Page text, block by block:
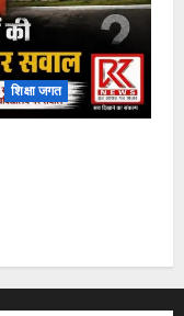
शिक्षा जगत